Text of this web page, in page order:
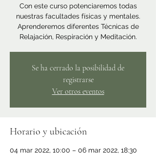
Con este curso potenciaremos todas
nuestras facultades físicas y mentales.
Aprenderemos diferentes Técnicas de
Relajación, Respiración y Meditación.
Se ha cerrado la posibilidad de
registrarse
Ver otros eventos
Horario y ubicación
04 mar 2022, 10:00 – 06 mar 2022, 18:30